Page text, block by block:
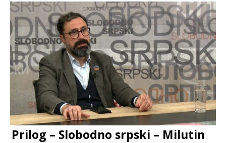
Prilog – Slobodno srpski – Milutin